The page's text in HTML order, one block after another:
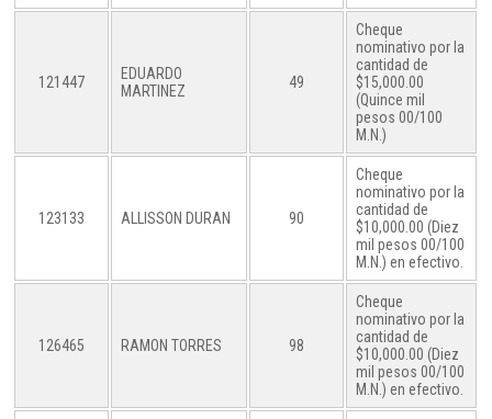
121447
EDUARDO
MARTINEZ
49
Cheque
nominativo por la
cantidad de
$15,000.00
(Quince mil
pesos 00/100
M.N.)
123133 ALLISSON DURAN 90
Cheque
nominativo por la
cantidad de
$10,000.00 (Diez
mil pesos 00/100
M.N.) en efectivo.
126465 RAMON TORRES 98
Cheque
nominativo por la
cantidad de
$10,000.00 (Diez
mil pesos 00/100
M.N.) en efectivo.